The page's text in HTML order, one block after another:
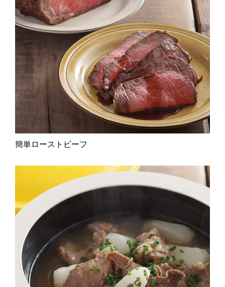
簡単ローストビーフ